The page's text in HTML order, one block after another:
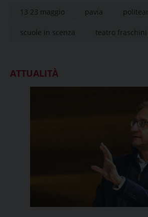
13 23 maggio pavia
scuole in scenza teatro fraschini
ATTUALITÀ